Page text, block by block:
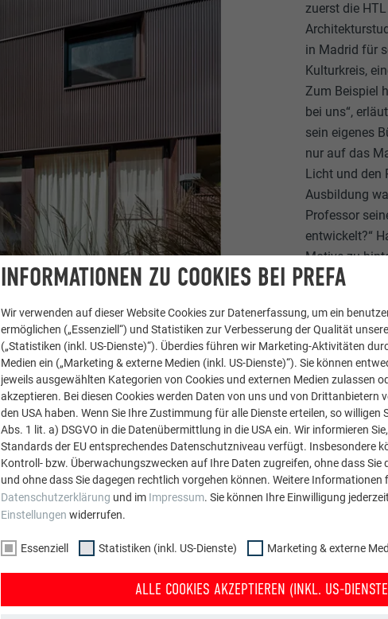
zuerst die
in Madrid für
Kulturkreis,
Zum Beispiel
bei uns“,
sein eigenes
nur auf das
Licht und den
Ausbildung
Professor
entwickelt?“
Motive zu
alle
„Das
DAS
Seine
Wie es dazu
INFORMATIONEN ZU COOKIES BEI PREFA
Wir verwenden auf dieser Website Cookies zur Datenerfassung, um ein
ermöglichen („Essenziell“) und Statistiken zur Verbesserung der Qualität
(„Statistiken (inkl. US-Dienste)“). Überdies führen wir Marketing-Aktivitäten
Medien ein („Marketing & externe Medien (inkl. US-Dienste)“). Sie können
jeweils ausgewählten Kategorien von Cookies und externen Medien zulassen
akzeptieren. Bei diesen Cookies werden Daten von uns und von Drittanbietern
den USA haben. Wenn Sie Ihre Zustimmung für alle Dienste erteilen, so willigen
Abs. 1 lit. a) DSGVO in die Datenübermittlung in die USA ein. Wir informieren
Standards der EU entsprechendes Datenschutzniveau verfügt. Insbesondere
Kontroll- bzw. Überwachungszwecken auf Ihre Daten zugreifen, ohne dass
und ohne dass Sie dagegen rechtlich vorgehen können. Weitere Informationen
Datenschutzerklärung und im Impressum. Sie können Ihre Einwilligung
Einstellungen widerrufen.
Essenziell Statistiken (inkl. US-Dienste) Marketing & externe
ALLE COOKIES AKZEPTIEREN (INKL. US-